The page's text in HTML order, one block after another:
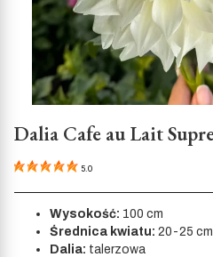
Dalia Cafe au Lait
5.0
Wysokość: 100 cm
Średnica kwiatu: 20-25 cm
Dalia: talerzowa